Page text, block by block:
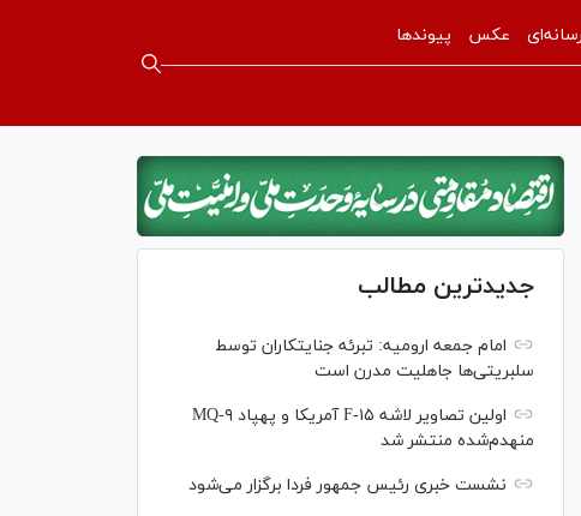
عکس پیوندها
جدیدترین مطالب
امام جمعه ارومیه: تبرئه جنایتکاران توسط
سلبریتی‌ها جاهلیت مدرن است
اولین تصاویر لاشه F-۱۵ آمریکا و پهپاد MQ-۹
منهدم‌شده منتشر شد
نشست خبری رئیس‌ جمهور فردا برگزار می‌شود